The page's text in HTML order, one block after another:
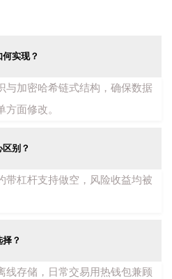
实现？
与加密哈希链式结构，确保数据
面修改。
别？
带杠杆支持做空，风险收益均被
？
线存储，日常交易用热钱包兼顾